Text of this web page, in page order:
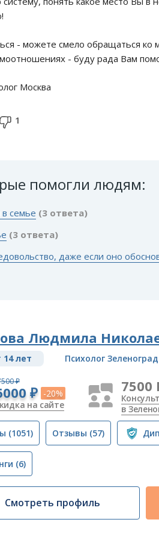
- можете смело обращаться ко
- буду рада Вам
Москва
1
помогли людям:
семье (3 ответа)
(3 ответа)
даже если оно
Людмила
14 лет Психолог Зеленоград
₽
₽ -20%
на сайте
7500
в
(1051) Отзывы (57)
(6)
Смотреть профиль